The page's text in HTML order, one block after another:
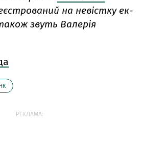
на невістку ек-
звуть Валерія
РЕКЛАМА: